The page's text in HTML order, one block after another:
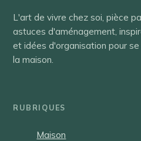
L'art de vivre chez soi, pièce
astuces d'aménagement,
et idées d'organisation pour
la maison.
RUBRIQUES
Maison